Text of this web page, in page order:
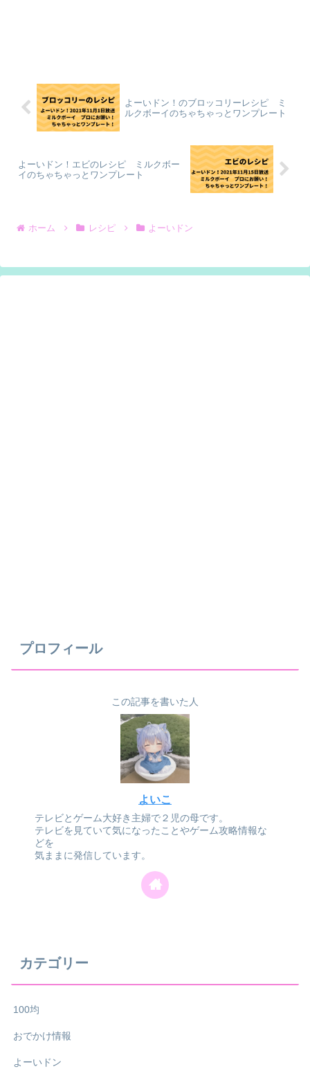
よーいドン！のブロッコリーレシピ ミ
ルクボーイのちゃちゃっとワンプレート
よーいドン！エビのレシピ ミルクボー
イのちゃちゃっとワンプレート
ホーム レシピ よーいドン
プロフィール
この記事を書いた人
よいこ
テレビとゲーム大好き主婦で２児の母です。
テレビを見ていて気になったことやゲーム攻略情報な
どを
気ままに発信しています。
カテゴリー
100均
おでかけ情報
よーいドン